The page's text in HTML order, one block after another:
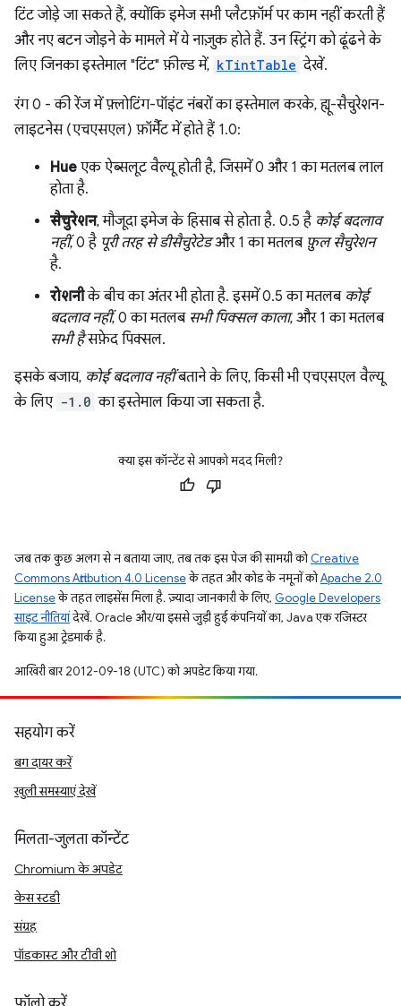
टिंट जोड़े जा सकते हैं, क्योंकि इमेज सभी प्लैटफ़ॉर्म पर काम नहीं करती हैं
और नए बटन जोड़ने के मामले में ये नाज़ुक होते हैं. उन स्ट्रिंग को ढूंढने के
लिए जिनका इस्तेमाल "टिंट" फ़ील्ड में, kTintTable देखें.
रंग 0 - की रेंज में फ़्लोटिंग-पॉइंट नंबरों का इस्तेमाल करके, ह्यू-सैचुरेशन-
लाइटनेस (एचएसएल) फ़ॉर्मैट में होते हैं 1.0:
Hue एक ऐब्सलूट वैल्यू होती है, जिसमें 0 और 1 का मतलब लाल
होता है.
सैचुरेशन, मौजूदा इमेज के हिसाब से होता है. 0.5 है कोई बदलाव
नहीं, 0 है पूरी तरह से डीसैचुरेटेडऔर 1 का मतलब फ़ुल सैचुरेशन
है.
रोशनीके बीच का अंतर भी होता है. इसमें 0.5 का मतलब कोई
बदलाव नहीं, 0 का मतलब सभी पिक्सल काला, और 1 का मतलब
सभी हैसफ़ेद पिक्सल.
इसके बजाय, कोई बदलाव नहींबताने के लिए, किसी भी एचएसएल वैल्यू
के लिए -1.0 का इस्तेमाल किया जा सकता है.
क्या इस कॉन्टेंट से आपको मदद मिली?
जब तक कुछ अलग से न बताया जाए, तब तक इस पेज की सामग्री कोCreative
Commons Attribution 4.0 Licenseके तहत और कोड के नमूनों कोApache 2.0
Licenseके तहत लाइसेंस मिला है. ज़्यादा जानकारी के लिए, Google Developers
साइट नीतियांदेखें. Oracle और/या इससे जुड़ी हुई कंपनियों का, Java एक रजिस्टर
किया हुआ ट्रेडमार्क है.
आखिरी बार 2012-09-18 (UTC) को अपडेट किया गया.
सहयोग करें
बग दायर करें
खुली समस्याएं देखें
मिलता-जुलता कॉन्टेंट
Chromium के अपडेट
केस स्टडी
संग्रह
पॉडकास्ट और टीवी शो